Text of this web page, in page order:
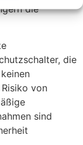
die
die
von
sind